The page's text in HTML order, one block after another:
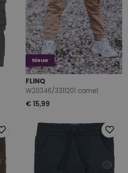
Nieuw
FLINQ
W20346/3311201 camel
€ 15,99